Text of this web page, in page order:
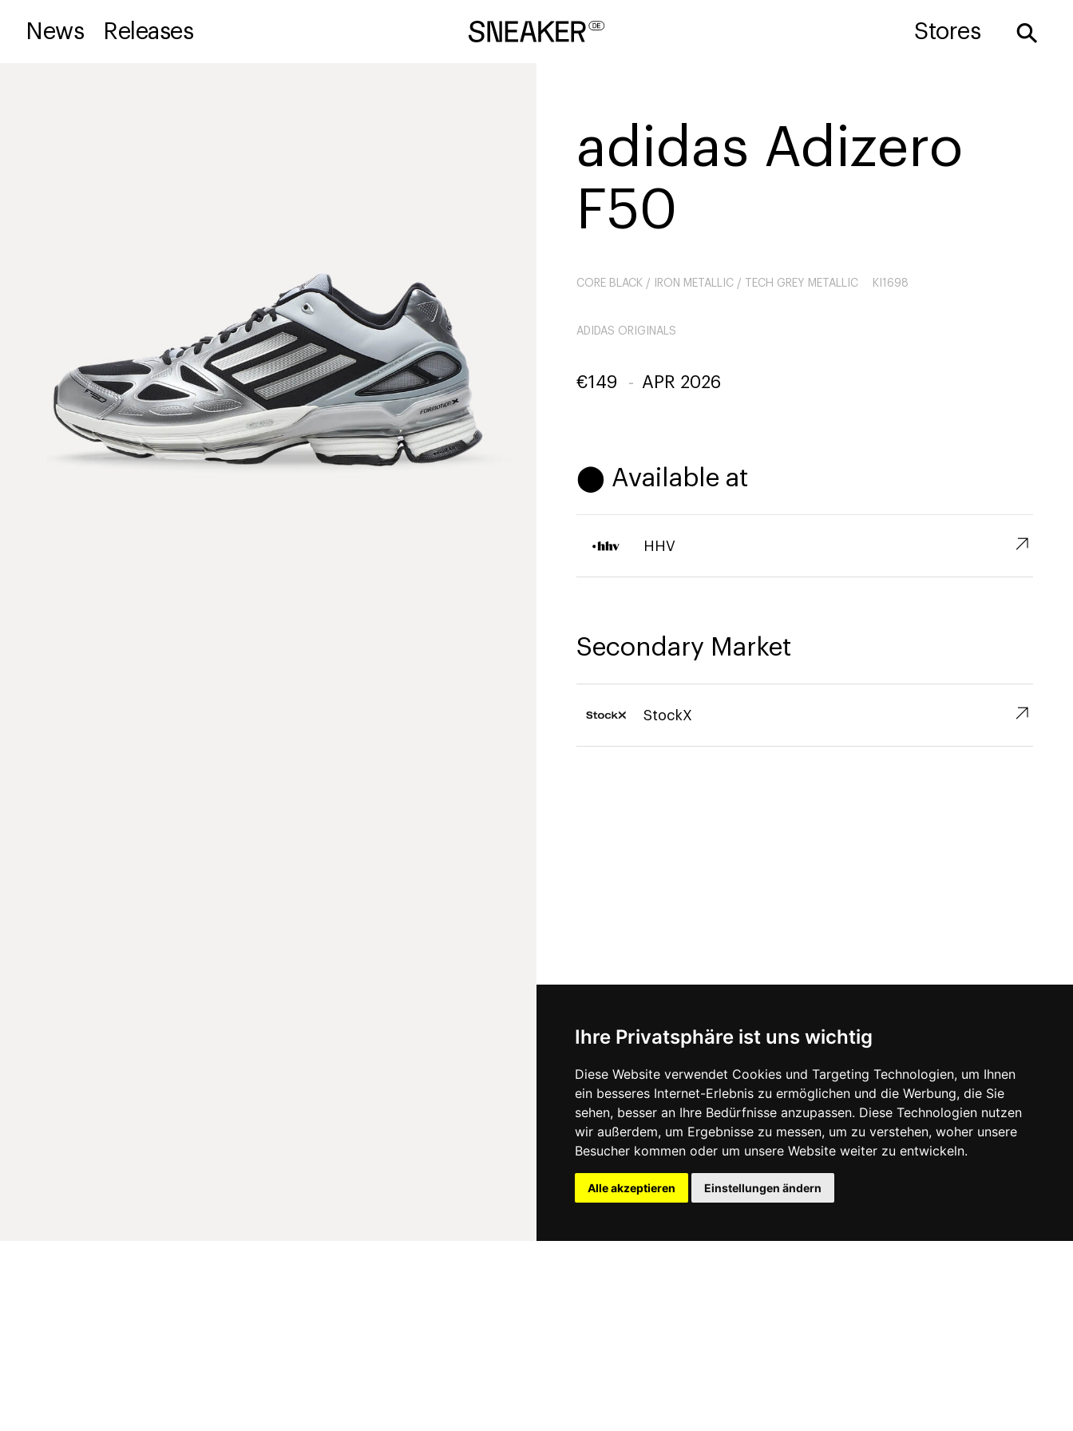
Ihre Privatsphäre ist uns wichtig
Diese Website verwendet Cookies und Targeting Technologien, um Ihnen
ein besseres Internet-Erlebnis zu ermöglichen und die Werbung, die Sie
sehen, besser an Ihre Bedürfnisse anzupassen. Diese Technologien nutzen
wir außerdem, um Ergebnisse zu messen, um zu verstehen, woher unsere
Besucher kommen oder um unsere Website weiter zu entwickeln.
Alle akzeptieren Einstellungen ändern
News Releases Stores ⚲
adidas Adizero
F50
CORE BLACK / IRON METALLIC / TECH GREY METALLIC KI1698
ADIDAS ORIGINALS
€149 - APR 2026
⬤ Available at
HHV ↗︎
Secondary Market
StockX ↗︎